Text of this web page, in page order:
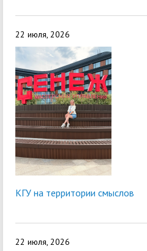
22 июля, 2026
КГУ на территории смыслов
22 июля, 2026